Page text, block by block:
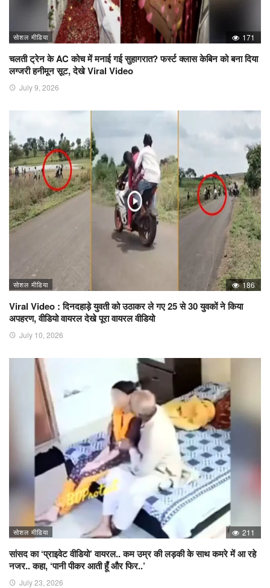
सोशल मीडिया 171
चलती ट्रेन के AC कोच में मनाई गई सुहागरात? फर्स्ट क्लास केबिन को बना दिया
लग्जरी हनीमून सूट, देखे Viral Video
July 9, 2026
सोशल मीडिया 186
Viral Video : दिनदहाड़े युवती को उठाकर ले गए 25 से 30 युवकों ने किया
अपहरण, वीडियो वायरल देखे पूरा वायरल वीडियो
July 10, 2026
सोशल मीडिया 211
सांसद का ‘प्राइवेट वीडियो’ वायरल.. कम उम्र की लड़की के साथ कमरे में आ रहे
नजर.. कहा, ‘पानी पीकर आती हूँ और फिर..’
July 23, 2026